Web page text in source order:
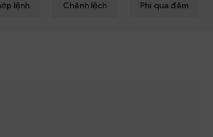
lệnh Chênh lệch Phí qua đêm